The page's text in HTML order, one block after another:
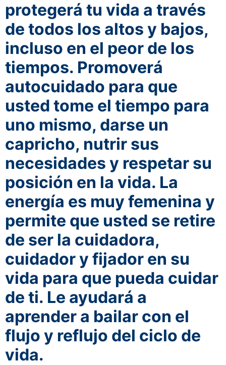
protegerá tu vida a través
de todos los altos y bajos,
incluso en el peor de los
tiempos. Promoverá
autocuidado para que
usted tome el tiempo para
uno mismo, darse un
capricho, nutrir sus
necesidades y respetar su
posición en la vida. La
energía es muy femenina y
permite que usted se retire
de ser la cuidadora,
cuidador y fijador en su
vida para que pueda cuidar
de ti. Le ayudará a
aprender a bailar con el
flujo y reflujo del ciclo de
vida.